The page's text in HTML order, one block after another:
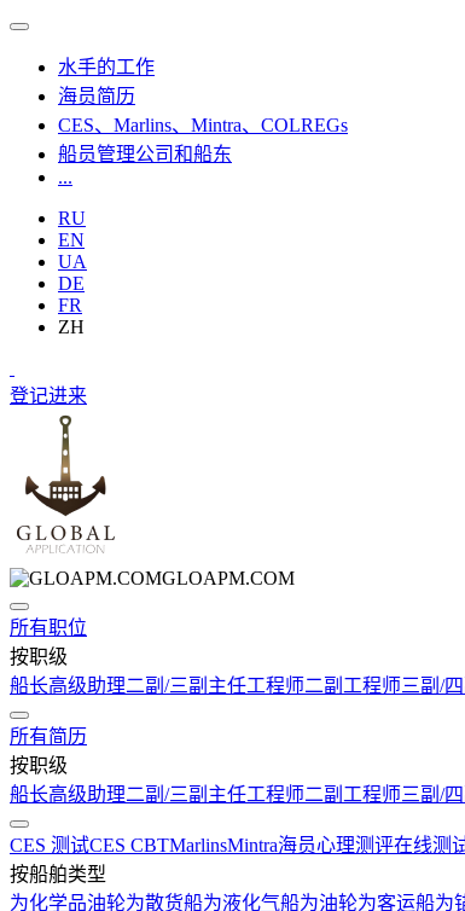
水手的工作
海员简历
CES、Marlins、Mintra、COLREGs
船员管理公司和船东
...
RU
EN
UA
DE
FR
ZH
登记进来
GLOAPM.COM
所有职位
按职级
船长高级助理二副/三副 主任工程师二副工程师三副/
所有简历
按职级
船长高级助理二副/三副 主任工程师二副工程师三副/
CES 测试CES CBTMarlinsMintra海员心理测评在线测
按船舶类型
为化学品油轮为散货船为液化气船为油轮为客运船为